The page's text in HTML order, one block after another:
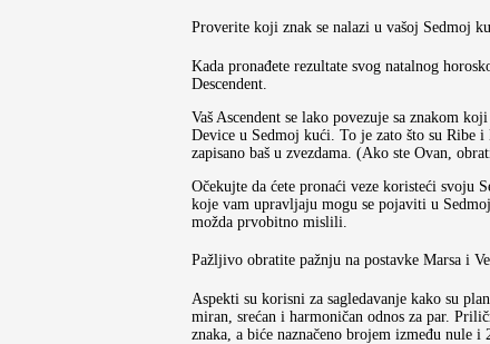
Proverite koji znak se nalazi u vašoj Sedmoj
Kada pronađete rezultate svog natalnog
Descendent.
Vaš Ascendent se lako povezuje sa znakom
Device u Sedmoj kući. To je zato što su Ribe
zapisano baš u zvezdama. (Ako ste Ovan,
Očekujte da ćete pronaći veze koristeći svoju
koje vam upravljaju mogu se pojaviti u
možda prvobitno mislili.
Pažljivo obratite pažnju na postavke Marsa i
Aspekti su korisni za sagledavanje kako su
miran, srećan i harmoničan odnos za par.
znaka, a biće naznačeno brojem između nule i